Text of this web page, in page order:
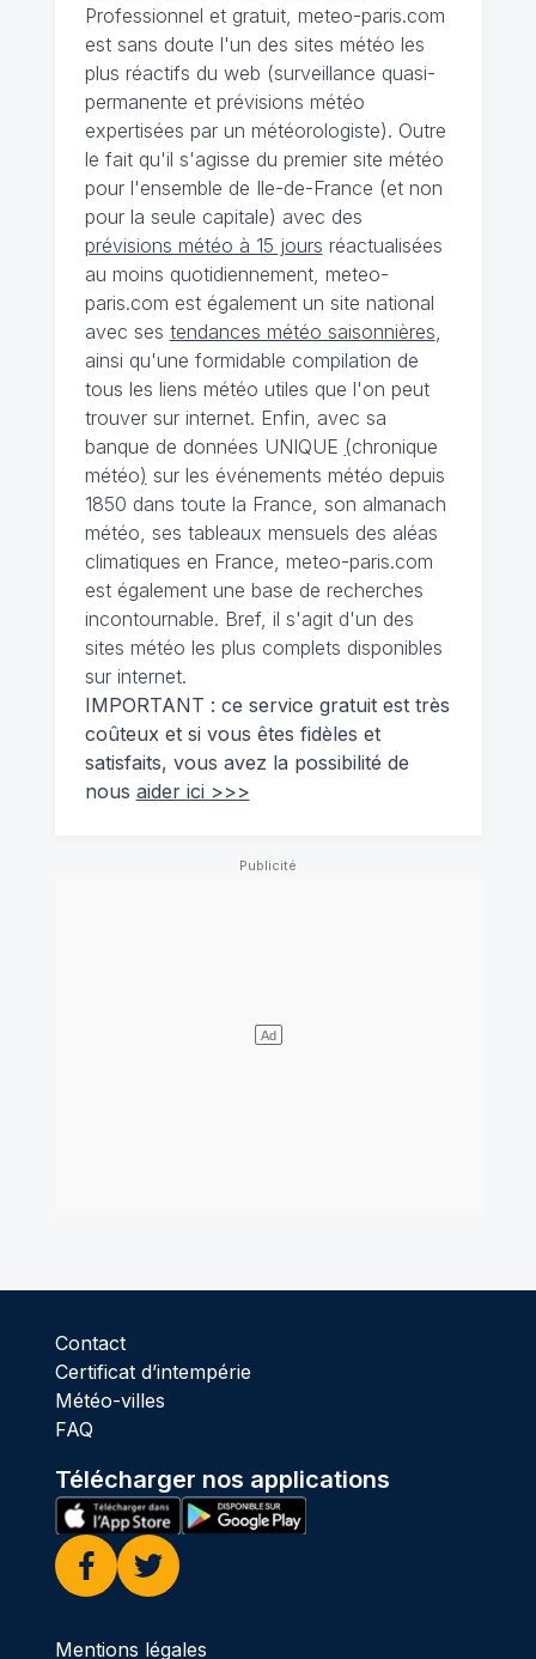
Professionnel et gratuit, meteo-paris.com
est sans doute l'un des sites météo les
plus réactifs du web (surveillance quasi-
permanente et prévisions météo
expertisées par un météorologiste). Outre
le fait qu'il s'agisse du premier site météo
pour l'ensemble de Ile-de-France (et non
pour la seule capitale) avec des
prévisions météo à 15 jours réactualisées
au moins quotidiennement, meteo-
paris.com est également un site national
avec ses tendances météo saisonnières,
ainsi qu'une formidable compilation de
tous les liens météo utiles que l'on peut
trouver sur internet. Enfin, avec sa
banque de données UNIQUE (chronique
météo) sur les événements météo depuis
1850 dans toute la France, son almanach
météo, ses tableaux mensuels des aléas
climatiques en France, meteo-paris.com
est également une base de recherches
incontournable. Bref, il s'agit d'un des
sites météo les plus complets disponibles
sur internet.
IMPORTANT : ce service gratuit est très
coûteux et si vous êtes fidèles et
satisfaits, vous avez la possibilité de
nous aider ici >>>
Contact
Certificat d’intempérie
Météo-villes
FAQ
Télécharger nos applications
Facebook
Twitter
Mentions légales